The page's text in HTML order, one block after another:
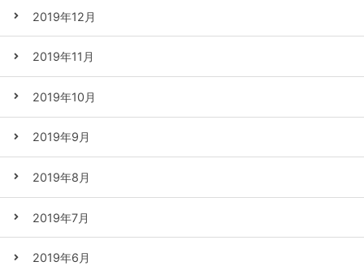
2019年12月
2019年11月
2019年10月
2019年9月
2019年8月
2019年7月
2019年6月